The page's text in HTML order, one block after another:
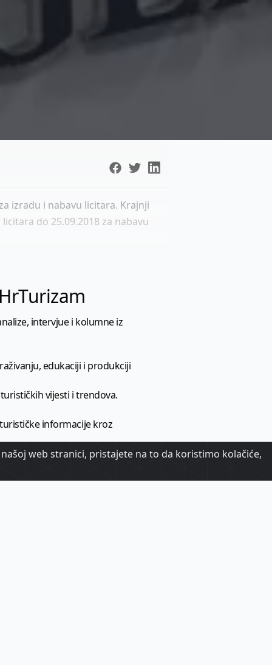
izradu i nabavu licitara. Krajnji
do 25.09.2018 za nabavu
intervjue i kolumne iz
edukaciji i produkciji
vijesti i trendova.
informacije kroz
web stranici, pristajete na to da koristimo kolačiće,